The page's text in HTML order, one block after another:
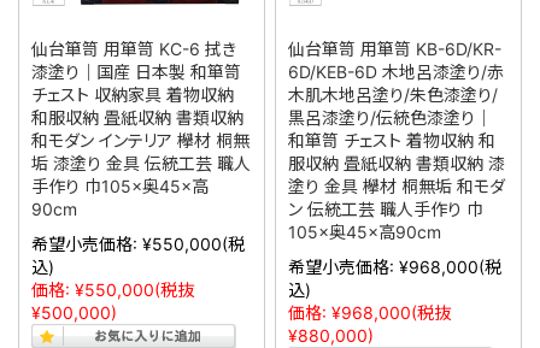
仙台箪笥 用箪笥 KC-6 拭き
漆塗り｜国産 日本製 和箪笥
チェスト 収納家具 着物収納
和服収納 畳紙収納 書類収納
和モダン インテリア 欅材 桐無
垢 漆塗り 金具 伝統工芸 職人
手作り 巾105×奥45×高
90cm
希望小売価格: ¥550,000(税
込)
価格: ¥550,000(税抜
¥500,000)
仙台箪笥 用箪笥 KB-6D/KR-
6D/KEB-6D 木地呂漆塗り/赤
木肌木地呂塗り/朱色漆塗り/
黒呂漆塗り/伝統色漆塗り｜
和箪笥 チェスト 着物収納 和
服収納 畳紙収納 書類収納 漆
塗り 金具 欅材 桐無垢 和モダ
ン 伝統工芸 職人手作り 巾
105×奥45×高90cm
希望小売価格: ¥968,000(税
込)
価格: ¥968,000(税抜
¥880,000)